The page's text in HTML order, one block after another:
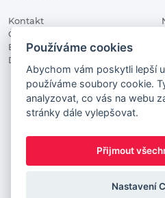
Kontakt
Členské organizace
Blog
Digitalizace ve vzdělávání
DigiKoalice 2021.
Vstup do
This project has received
Commission Innovation and
Commission and the European
Používáme cookies
Abychom vám poskytli lepší
používáme soubory cookie.
analyzovat, co vás na webu
stránky dále vylepšovat.
Přijmout
Nastavení